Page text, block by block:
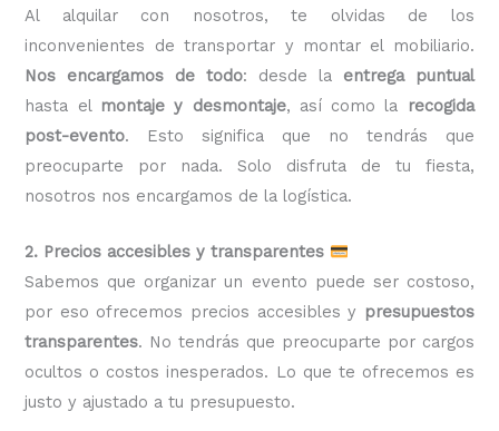
Al alquilar con nosotros, te olvidas de los
inconvenientes de transportar y montar el mobiliario.
Nos encargamos de todo: desde la entrega puntual
hasta el montaje y desmontaje, así como la
recogida
post-evento. Esto significa que no tendrás que
preocuparte por nada. Solo disfruta de tu fiesta,
nosotros nos encargamos de la logística.
2. Precios accesibles y transparentes
Sabemos que organizar un evento puede ser costoso,
por eso ofrecemos precios accesibles y presupuestos
transparentes. No tendrás que preocuparte por cargos
ocultos o costos inesperados. Lo que te ofrecemos es
justo y ajustado a tu presupuesto.